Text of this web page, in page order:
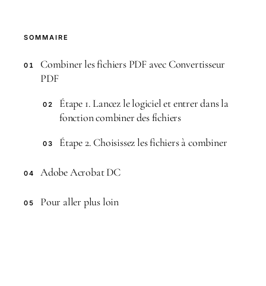
SOMMAIRE
01
Combiner les fichiers PDF avec Convertisseur
PDF
02
Étape 1. Lancez le logiciel et entrer dans la
fonction combiner des fichiers
03 Étape 2. Choisissez les fichiers à combiner
04 Adobe Acrobat DC
05 Pour aller plus loin